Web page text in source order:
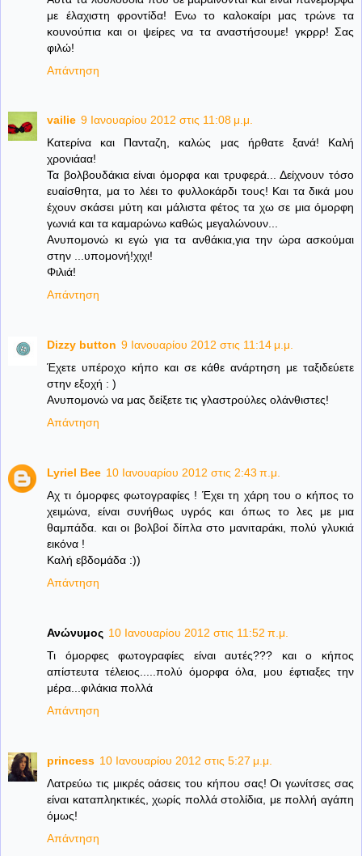
με έλαχιστη φροντίδα! Ενω το καλοκαίρι μας τρώνε τα
κουνούπια και οι ψείρες να τα αναστήσουμε! γκρρρ! Σας
φιλώ!
Απάντηση
vailie 9 Ιανουαρίου 2012 στις 11:08 μ.μ.
Κατερίνα και Πανταζη, καλώς μας ήρθατε ξανά! Καλή
χρονιάαα!
Τα βολβουδάκια είναι όμορφα και τρυφερά... Δείχνουν τόσο
ευαίσθητα, μα το λέει το φυλλοκάρδι τους! Και τα δικά μου
έχουν σκάσει μύτη και μάλιστα φέτος τα χω σε μια όμορφη
γωνιά και τα καμαρώνω καθώς μεγαλώνουν...
Ανυπομονώ κι εγώ για τα ανθάκια,για την ώρα ασκούμαι
στην ...υπομονή!χιχι!
Φιλιά!
Απάντηση
Dizzy button 9 Ιανουαρίου 2012 στις 11:14 μ.μ.
Έχετε υπέροχο κήπο και σε κάθε ανάρτηση με ταξιδεύετε
στην εξοχή : )
Ανυπομονώ να μας δείξετε τις γλαστρούλες ολάνθιστες!
Απάντηση
Lyriel Bee 10 Ιανουαρίου 2012 στις 2:43 π.μ.
Αχ τι όμορφες φωτογραφίες ! Έχει τη χάρη του ο κήπος το
χειμώνα, είναι συνήθως υγρός και όπως το λες με μια
θαμπάδα. και οι βολβοί δίπλα στο μανιταράκι, πολύ γλυκιά
εικόνα !
Καλή εβδομάδα :))
Απάντηση
Ανώνυμος 10 Ιανουαρίου 2012 στις 11:52 π.μ.
Τι όμορφες φωτογραφίες είναι αυτές??? και ο κήπος
απίστευτα τέλειος.....πολύ όμορφα όλα, μου έφτιαξες την
μέρα...φιλάκια πολλά
Απάντηση
princess 10 Ιανουαρίου 2012 στις 5:27 μ.μ.
Λατρεύω τις μικρές οάσεις του κήπου σας! Οι γωνίτσες σας
είναι καταπληκτικές, χωρίς πολλά στολίδια, με πολλή αγάπη
όμως!
Απάντηση